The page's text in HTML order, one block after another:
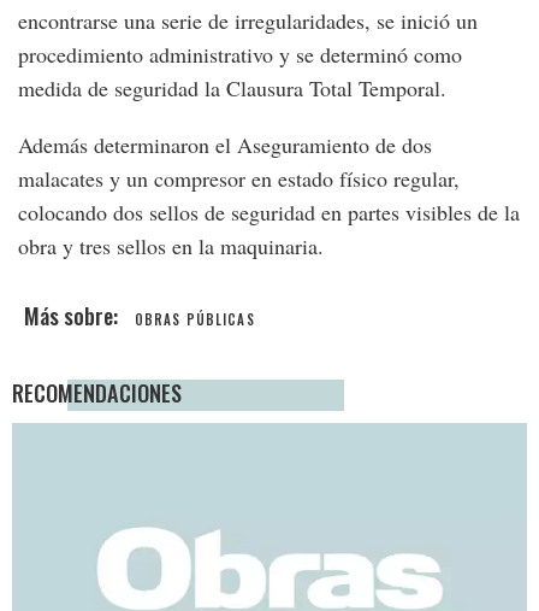
encontrarse una serie de irregularidades, se inició un
procedimiento administrativo y se determinó como
medida de seguridad la Clausura Total Temporal.
Además determinaron el Aseguramiento de dos
malacates y un compresor en estado físico regular,
colocando dos sellos de seguridad en partes visibles de la
obra y tres sellos en la maquinaria.
OBRAS PÚBLICAS
RECOMENDACIONES